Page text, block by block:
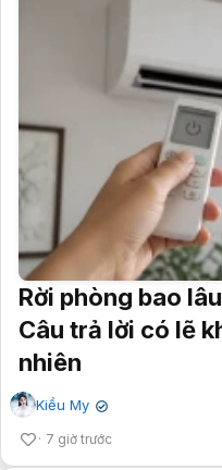
Rời phòng bao
Câu trả lời có lẽ
nhiên
Kiều My ✔
7 giờ trước